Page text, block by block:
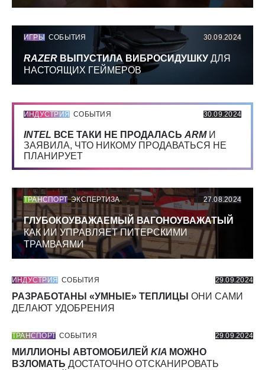
ИГРЫ СОБЫТИЯ 30.09.2024
RAZER ВЫПУСТИЛА ВИБРОСИДУШКУ ДЛЯ
НАСТОЯЩИХ ГЕЙМЕРОВ
ИНДУСТРИЯ СОБЫТИЯ 30.09.2024
INTEL ВСЕ ТАКИ НЕ ПРОДАЛАСЬ ARMИ
ЗАЯВИЛА, ЧТО НИКОМУ ПРОДАВАТЬСЯ НЕ
ПЛАНИРУЕТ
ТРАНСПОРТ ЭКСПЕРТИЗА 27.08.2024
ГЛУБОКОУВАЖАЕМЫЙ ВАГОНОУВАЖАТЫЙ
КАК ИИ УПРАВЛЯЕТ ПИТЕРСКИМИ
ТРАМВАЯМИ
ИНДУСТРИЯ СОБЫТИЯ 29.09.2024
РАЗРАБОТАНЫ «УМНЫЕ» ТЕПЛИЦЫ ОНИ САМИ
ДЕЛАЮТ УДОБРЕНИЯ
ТРАНСПОРТ СОБЫТИЯ 29.09.2024
МИЛЛИОНЫ АВТОМОБИЛЕЙ KIA МОЖНО
ВЗЛОМАТЬ ДОСТАТОЧНО ОТСКАНИРОВАТЬ